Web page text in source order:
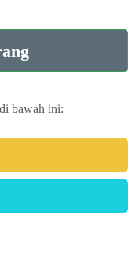
bawah ini: